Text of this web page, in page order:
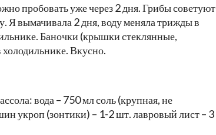
пробовать уже через 2 дня. Грибы советуют
Я вымачивала 2 дня, воду меняла трижды в
Баночки (крышки стеклянные,
Вкусно.
вода – 750 мл соль (крупная, не
укроп (зонтики) – 1-2 шт. лавровый лист – 3